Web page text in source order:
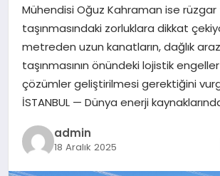
Mühendisi Oğuz Kahraman ise rüzgar
taşınmasındaki zorluklara dikkat
metreden uzun kanatların, dağlık
taşınmasının önündeki lojistik
çözümler geliştirilmesi gerektiğini
İSTANBUL — Dünya enerji
admin
18 Aralık 2025